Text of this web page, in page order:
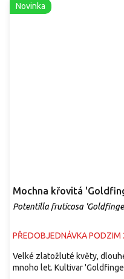
Novinka
Mochna křovitá
Potentilla fruticosa
PŘEDOBJEDNÁVKA PODZIM
Velké zlatožluté květy,
mnoho let. Kultivar